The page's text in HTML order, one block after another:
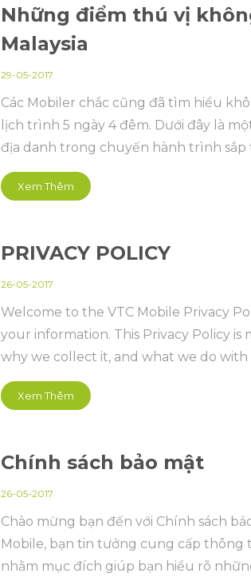
Những điểm thú vị
Malaysia
29-05-2017
Các Mobiler chắc cũng đã tìm hiểu
lịch trình 5 ngày 4 đêm. Dưới đây là
địa danh trong chuyến hành trình sắp
Xem Thêm
PRIVACY POLICY
26-05-2017
Welcome to the VTC Mobile Privacy
your information. This Privacy Policy
why we collect it, and what we do with
Xem Thêm
Chính sách bảo mật
26-05-2017
Chào mừng bạn đến với Chính sách
Mobile, bạn tin tưởng cung cấp thông
nhằm mục đích giúp bạn hiểu rõ